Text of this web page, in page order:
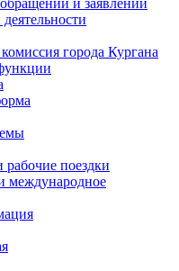
города Кургана
поездки
международное